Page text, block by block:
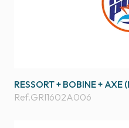
RESSORT + BOBINE + AXE
Ref.GRI1602A006